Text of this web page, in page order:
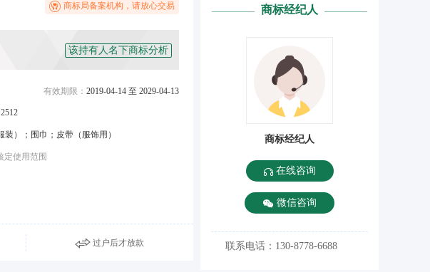
商标局备案机构，请放心交易
该持有人名下商标分析
有效期限： 2019-04-14 至 2029-04-13
）；围巾；皮带（服饰用）
定使用范围
过户后才放款
商标经纪人
商标经纪人
在线咨询
微信咨询
联系电话：130-8778-6688